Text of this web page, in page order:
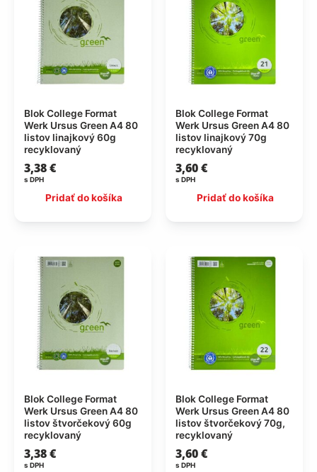
Blok College Format
Werk Ursus Green A4 80
listov linajkový 60g
recyklovaný
3,38€
s DPH
Pridať do košíka
Blok College Format
Werk Ursus Green A4 80
listov linajkový 70g
recyklovaný
3,60€
s DPH
Pridať do košíka
Blok College Format
Werk Ursus Green A4 80
listov štvorčekový 60g
recyklovaný
3,38€
s DPH
Blok College Format
Werk Ursus Green A4 80
listov štvorčekový 70g,
recyklovaný
3,60€
s DPH